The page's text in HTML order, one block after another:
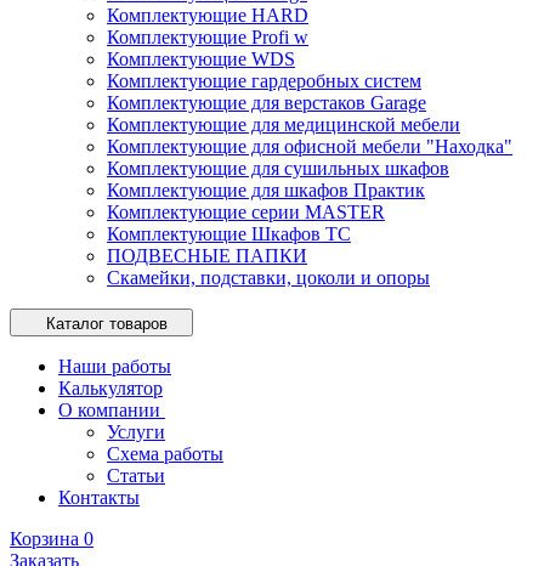
Комплектующие HARD
Комплектующие Profi w
Комплектующие WDS
Комплектующие гардеробных систем
Комплектующие для верстаков Garage
Комплектующие для медицинской мебели
Комплектующие для офисной мебели "Находка"
Комплектующие для сушильных шкафов
Комплектующие для шкафов Практик
Комплектующие серии MASTER
Комплектующие Шкафов ТС
ПОДВЕСНЫЕ ПАПКИ
Скамейки, подставки, цоколи и опоры
Каталог товаров
Наши работы
Калькулятор
О компании
Услуги
Схема работы
Статьи
Контакты
Корзина 0
Заказать